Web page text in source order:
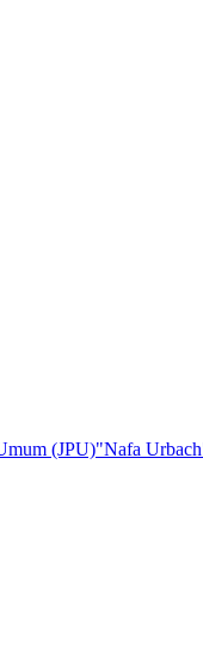
(JPU)"Nafa